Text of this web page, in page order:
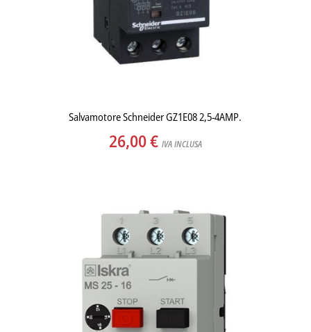
Salvamotore Schneider GZ1E08 2,5-4AMP.
26,00€ IVA INCLUSA